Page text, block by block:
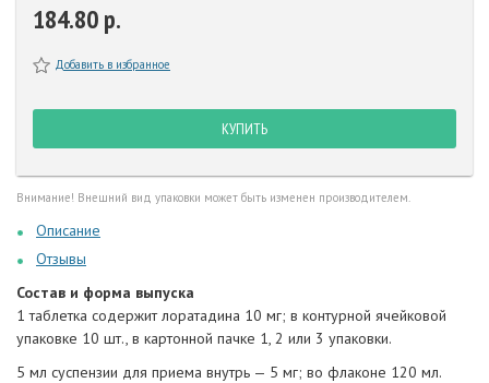
184.80 р.
Добавить в избранное
КУПИТЬ
Внимание! Внешний вид упаковки может быть изменен производителем.
Описание
Отзывы
Состав и форма выпуска
1 таблетка содержит лоратадина 10 мг; в контурной ячейковой
упаковке 10 шт., в картонной пачке 1, 2 или 3 упаковки.
5 мл суспензии для приема внутрь — 5 мг; во флаконе 120 мл.